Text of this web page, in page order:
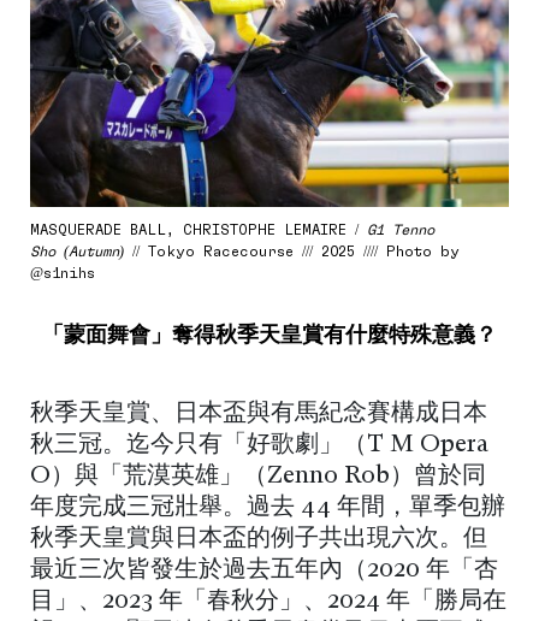
MASQUERADE BALL, CHRISTOPHE LEMAIRE / G1 Tenno
Sho (Autumn) // Tokyo Racecourse /// 2025 //// Photo by
@s1nihs
「蒙面舞會」奪得秋季天皇賞有什麼特殊意義？
秋季天皇賞、日本盃與有馬紀念賽構成日本
秋三冠。迄今只有「好歌劇」（T M Opera
O）與「荒漠英雄」（Zenno Rob）曾於同
年度完成三冠壯舉。過去 44 年間，單季包辦
秋季天皇賞與日本盃的例子共出現六次。但
最近三次皆發生於過去五年內（2020 年「杏
目」、2023 年「春秋分」、2024 年「勝局在